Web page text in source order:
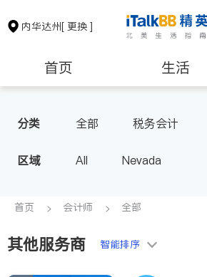
内华达州[ 更换 ]
首页 生活
保险理财 房地产租售
会计师
教育
分类 全部 税务会计
区域 All Nevada
首页 会计师 全部
其他服务商 智能排序